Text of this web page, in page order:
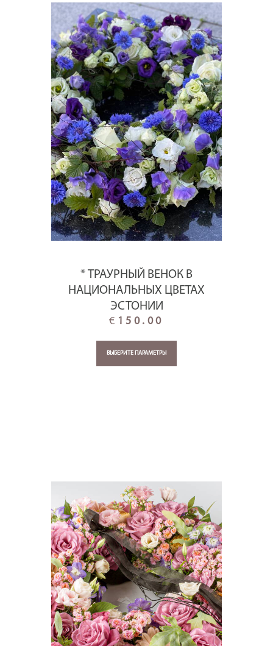
* ТРАУРНЫЙ ВЕНОК В
НАЦИОНАЛЬНЫХ ЦВЕТАХ
ЭСТОНИИ
€ 150.00
ВЫБЕРИТЕ ПАРАМЕТРЫ